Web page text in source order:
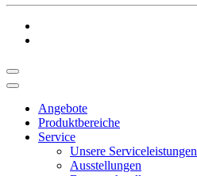
Angebote
Produktbereiche
Service
Unsere Serviceleistungen
Ausstellungen